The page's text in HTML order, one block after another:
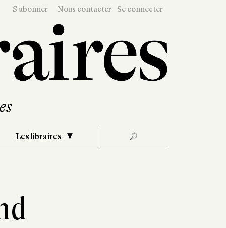
S'abonner Nous contacter Se connecter
Les libraires 🔎